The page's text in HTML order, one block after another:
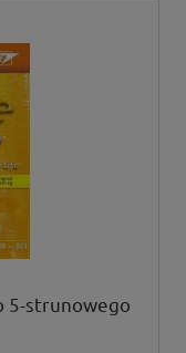
5-strunowego